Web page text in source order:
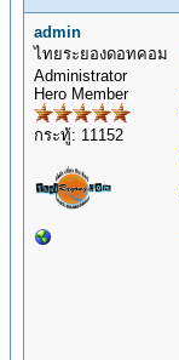
admin
ไทยระยองดอทคอม
Administrator
Hero Member
กระทู้: 11152